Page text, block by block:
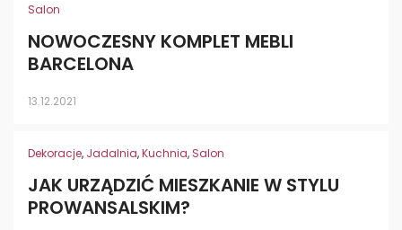
Salon
NOWOCZESNY KOMPLET MEBLI
BARCELONA
13.12.2021
Dekoracje, Jadalnia,Kuchnia, Salon
JAK URZĄDZIĆ MIESZKANIE W STYLU
PROWANSALSKIM?